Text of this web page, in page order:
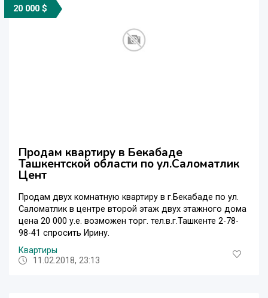
20 000 $
Продам квартиру в Бекабаде
Ташкентской области по ул.Саломатлик
Цент
Продам двух комнатную квартиру в г.Бекабаде по ул.
Саломатлик в центре второй этаж двух этажного дома
цена 20 000 у.е. возможен торг. тел.в.г.Ташкенте 2-78-
98-41 спросить Ирину.
Квартиры
11.02.2018, 23:13